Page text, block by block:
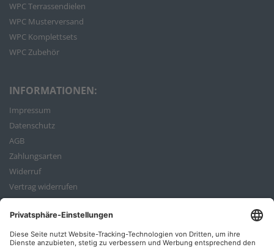
WPC Terrassendielen
WPC Musterversand
WPC Komplettsets
WPC Zubehör
INFORMATIONEN:
Impressum
Datenschutz
AGB
Zahlungsarten
Widerruf
Vertrag widerrufen
Bestellvorgang
ZAHLUNGSARTEN: